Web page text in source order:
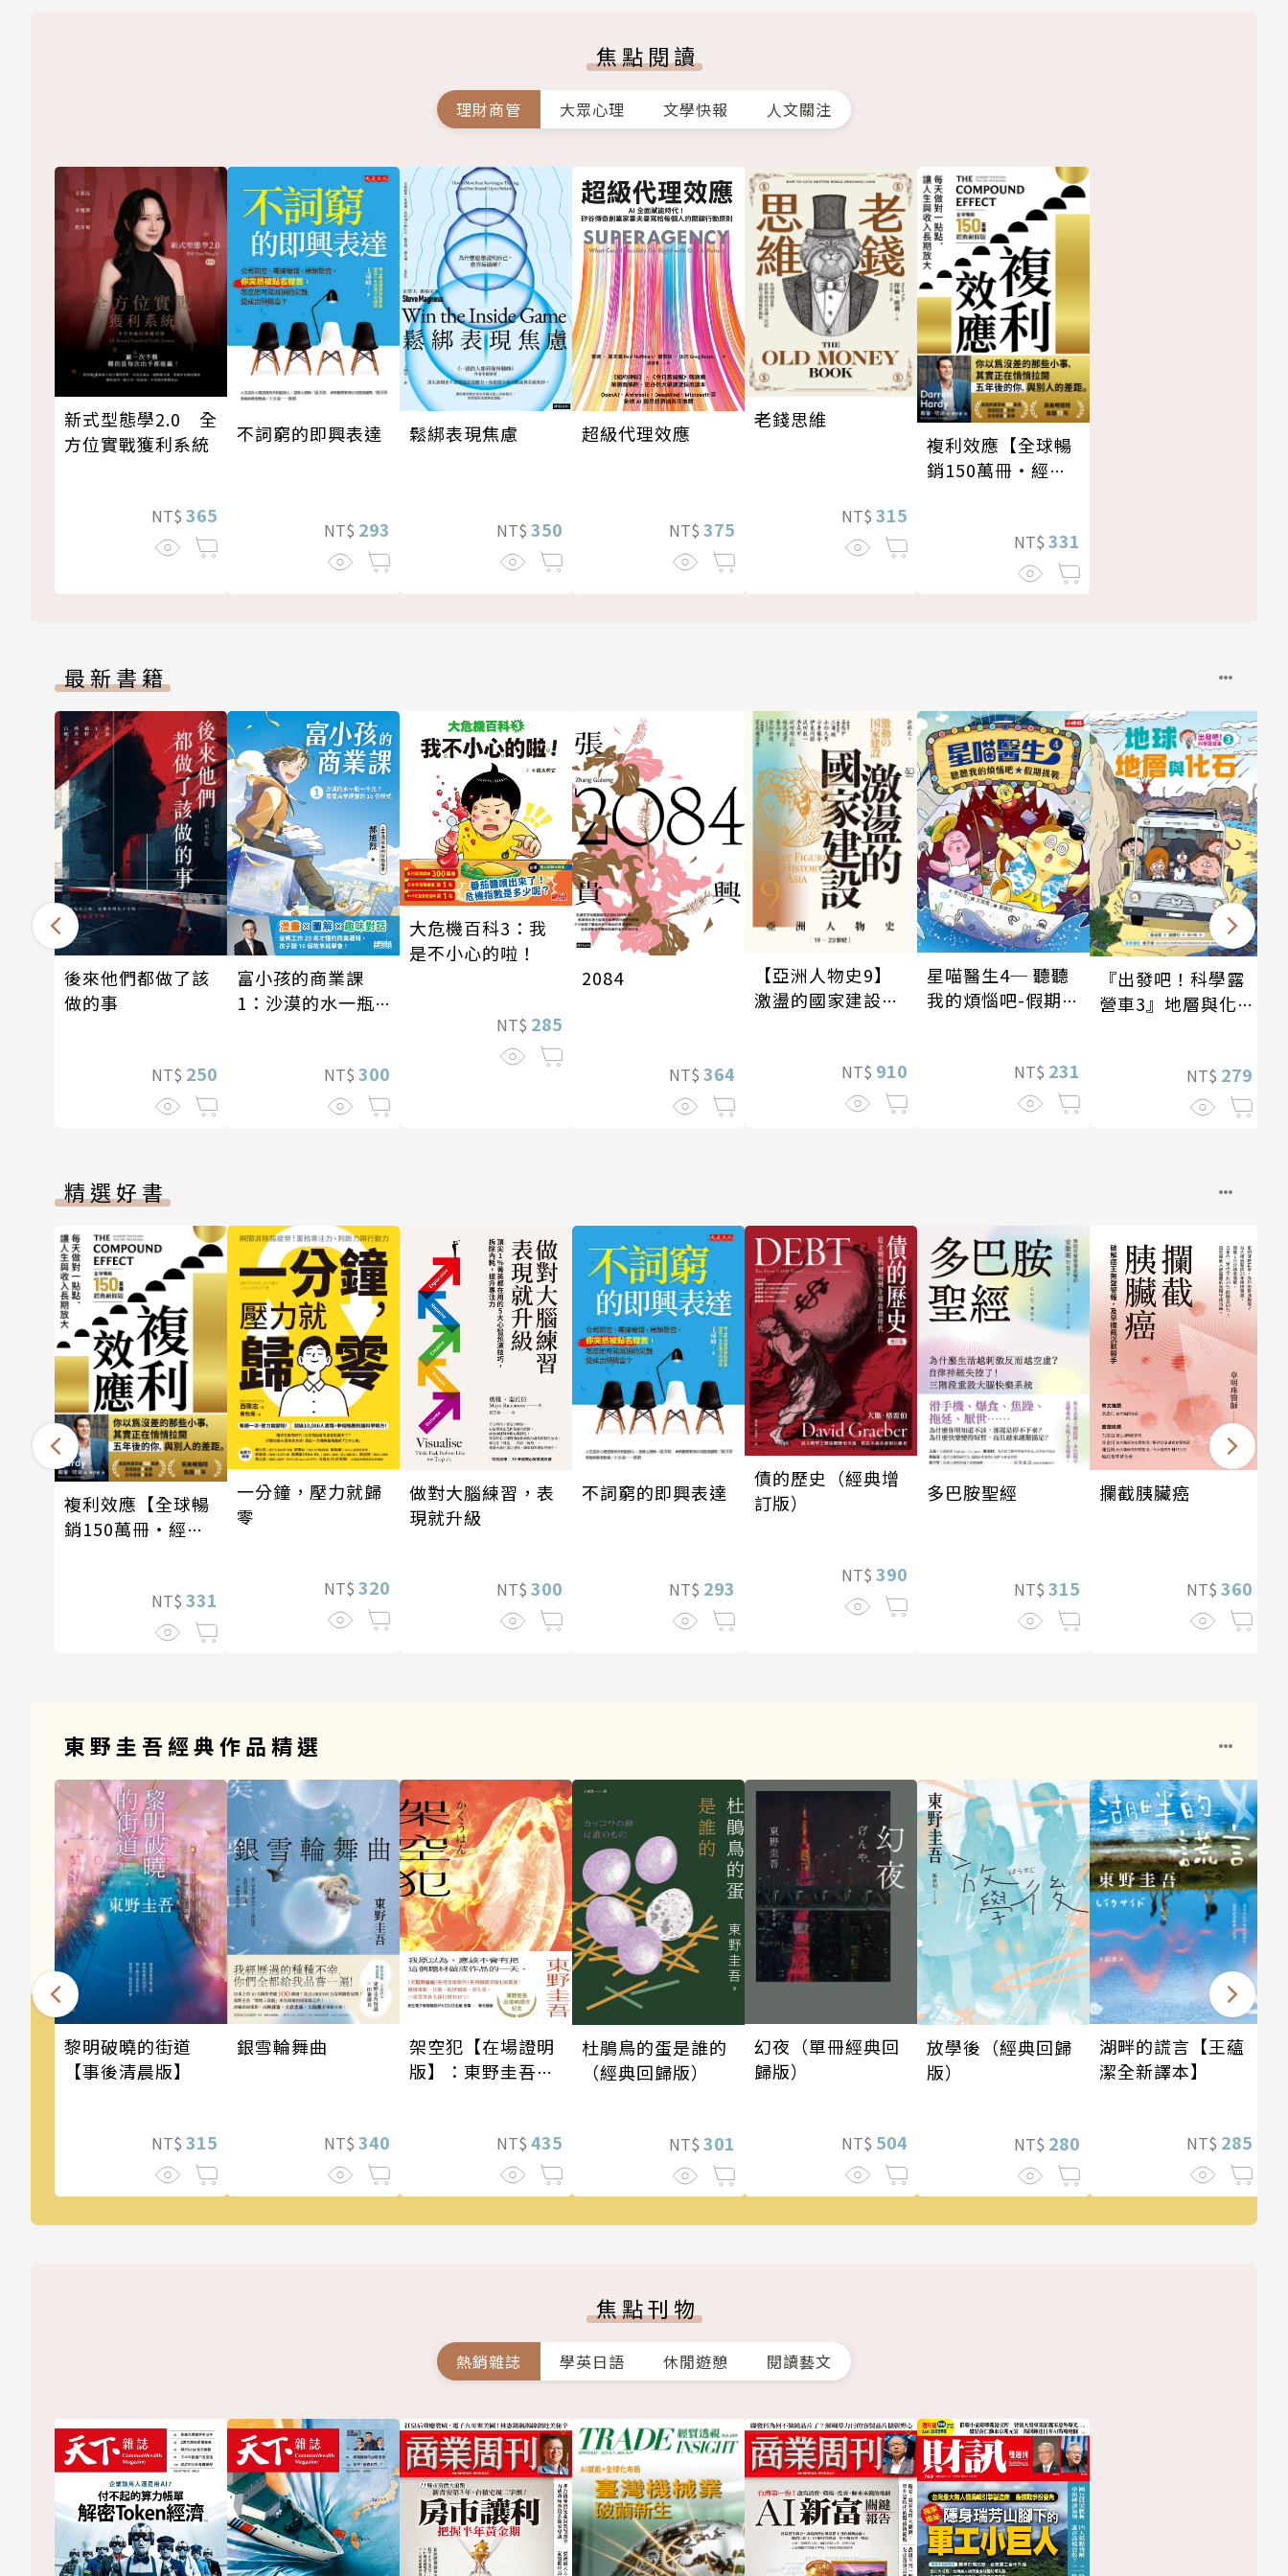
焦點閱讀
理財商管 大眾心理 文學快報 人文關注
新式型態學2.0 全
方位實戰獲利系統
NT$ 365
不詞窮的即興表達
NT$ 293
鬆綁表現焦慮
NT$ 350
超級代理效應
NT$ 375
老錢思維
NT$ 315
複利效應【全球暢
銷150萬冊・經典
NT$ 331
最新書籍
後來他們都做了該
做的事
NT$ 250
富小孩的商業課
1：沙漠的水一瓶
NT$ 300
大危機百科3：我
是不小心的啦！
NT$ 285
2084
NT$ 364
【亞洲人物史9】
激盪的國家建設
NT$ 910
星喵醫生4─ 聽聽
我的煩惱吧-假期挑
NT$ 231
『出發吧！科學露
營車3』地層與化
NT$ 279
精選好書
複利效應【全球暢
銷150萬冊・經典
NT$ 331
一分鐘，壓力就歸
零
NT$ 320
做對大腦練習，表
現就升級
NT$ 300
不詞窮的即興表達
NT$ 293
債的歷史（經典增
訂版）
NT$ 390
多巴胺聖經
NT$ 315
攔截胰臟癌
NT$ 360
東野圭吾經典作品精選
黎明破曉的街道
【事後清晨版】
NT$ 315
銀雪輪舞曲
NT$ 340
架空犯【在場證明
版】：東野圭吾出
列重磅新作！
NT$ 435
杜鵑鳥的蛋是誰的
（經典回歸版）
NT$ 301
幻夜（單冊經典回
歸版）
NT$ 504
放學後（經典回歸
版）
NT$ 280
湖畔的謊言【王蘊
潔全新譯本】
NT$ 285
焦點刊物
熱銷雜誌 學英日語 休閒遊憩 閱讀藝文